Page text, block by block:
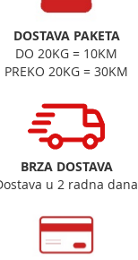
DOSTAVA PAKETA
DO 20KG = 10KM
PREKO 20KG = 30KM
BRZA DOSTAVA
u 2 radna dana